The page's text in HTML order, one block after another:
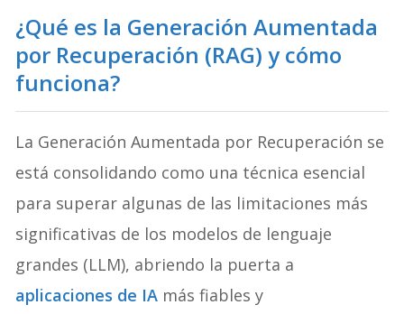
¿Qué es la Generación Aumentada
por Recuperación (RAG) y cómo
funciona?
La Generación Aumentada por Recuperación se
está consolidando como una técnica esencial
para superar algunas de las limitaciones más
significativas de los modelos de lenguaje
grandes (LLM), abriendo la puerta a
aplicaciones de IA más fiables y